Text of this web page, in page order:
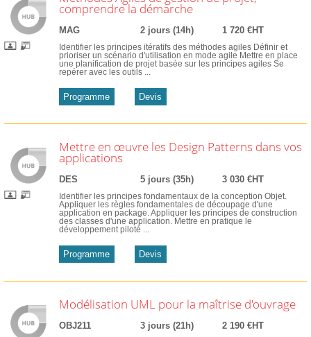
comprendre la démarche
MAG 2 jours (14h) 1 720 €HT
Identifier les principes itératifs des méthodes agiles Définir et
prioriser un scénario d'utilisation en mode agile Mettre en place
une planification de projet basée sur les principes agiles Se
repérer avec les outils ...
Programme Devis
Mettre en œuvre les Design Patterns dans vos
applications
DES 5 jours (35h) 3 030 €HT
Identifier les principes fondamentaux de la conception Objet.
Appliquer les règles fondamentales de découpage d'une
application en package. Appliquer les principes de construction
des classes d'une application. Mettre en pratique le
développement piloté ...
Programme Devis
Modélisation UML pour la maîtrise d'ouvrage
OBJ211 3 jours (21h) 2 190 €HT